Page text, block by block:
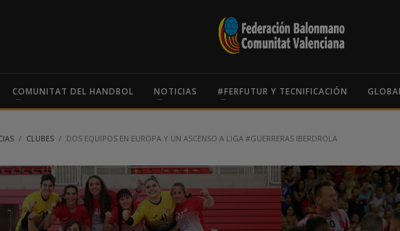
COMUNITAT DEL HANDBOL NOTICIAS #FERFUTUR Y TECNIFICACIÓN
CLUBES DOS EQUIPOS EN EUROPA Y UN ASCENSO A LIGA #GUERRERAS IBERDROLA